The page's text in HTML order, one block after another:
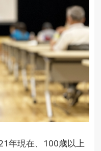
年現在、100歳以上